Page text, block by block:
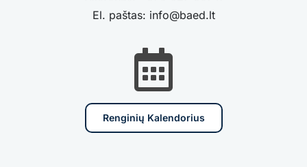
El. paštas: info@baed.lt
Renginių Kalendorius